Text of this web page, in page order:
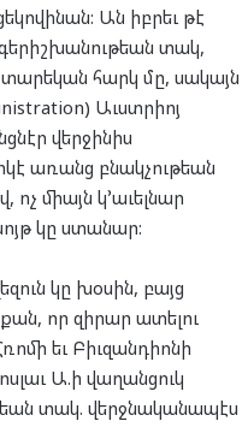
Ան իբրեւ թէ
տակ,
հարկ մը, սակայն
Աւստրիոյ
վերջինիս
առանց բնակչութեան
միայն կ՚աւելնար
կը ստանար:
կը խօսին, բայց
որ զիրար ատելու
եւ Բիւզանդիոնի
Ա.ի վաղանցուկ
տակ. վերջնականապէս